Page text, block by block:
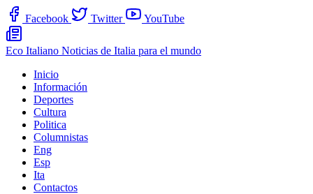
Facebook Twitter YouTube
Eco Italiano Noticias de Italia para el mundo
Inicio
Información
Deportes
Cultura
Politica
Columnistas
Eng
Esp
Ita
Contactos